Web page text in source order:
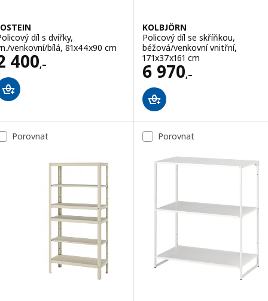
díl s dvířky,
venkovní/bílá, 81x44x90 cm
400,–
2400,–
KOLBJÖRN
Policový díl se skříňkou,
béžová/venkovní vnitřní,
171x37x161 cm
6 970,–
Cena 6970,–
Porovnat Porovnat